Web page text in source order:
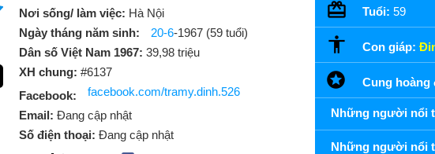
Nơi sống/ làm việc: Hà Nội
Ngày tháng năm sinh:
20-6-1967 (59 tuổi)
Dân số Việt Nam 1967: 39,98 triệu
XH chung: #6137
Facebook:
facebook.com/tramy.dinh.526
Email: Đang cập nhật
Số điện thoại: Đang cập nhật
Tuổi: 59
Con giáp:
Cung hoàng
Những người nổi
Những người nổi